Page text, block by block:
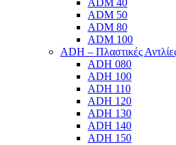
ADM 40
ADM 50
ADM 80
ADM 100
ADH – Πλαστικές
ADH 080
ADH 100
ADH 110
ADH 120
ADH 130
ADH 140
ADH 150